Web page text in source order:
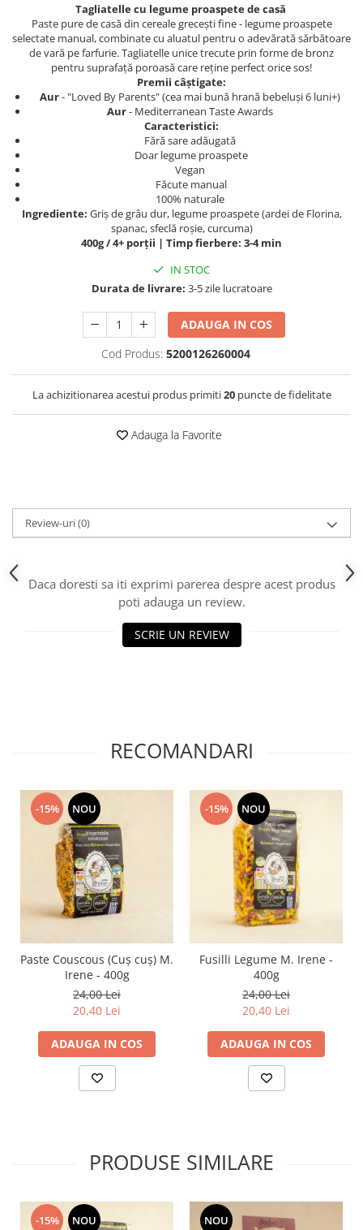
Tagliatelle cu legume proaspete de casă
Paste pure de casă din cereale grecești fine - legume proaspete
selectate manual, combinate cu aluatul pentru o adevărată sărbătoare
de vară pe farfurie. Tagliatelle unice trecute prin forme de bronz
pentru suprafață poroasă care reține perfect orice sos!
Premii câștigate:
Aur- "Loved By Parents" (cea mai bună hrană bebeluși 6 luni+)
Aur- Mediterranean Taste Awards
Caracteristici:
Fără sare adăugată
Doar legume proaspete
Vegan
Făcute manual
100% naturale
Ingrediente: Griș de grâu dur, legume proaspete (ardei de Florina,
spanac, sfeclă roșie, curcuma)
400g / 4+ porții | Timp fierbere: 3-4 min
IN STOC
Durata de livrare: 3-5 zile lucratoare
ADAUGA IN COS
Cod Produs: 5200126260004
La achizitionarea acestui produs primiti20puncte de fidelitate
Adauga la Favorite
Review-uri(0)
Daca doresti sa iti exprimi parerea despre acest produs
poti adauga un review.
SCRIE UN REVIEW
RECOMANDARI
-15% NOU
Paste Couscous (Cuș cuș) M.
Irene - 400g
24,00 Lei
20,40 Lei
ADAUGA IN COS
-15% NOU
Fusilli Legume M. Irene -
400g
24,00 Lei
20,40 Lei
ADAUGA IN COS
PRODUSE SIMILARE
-15% NOU NOU